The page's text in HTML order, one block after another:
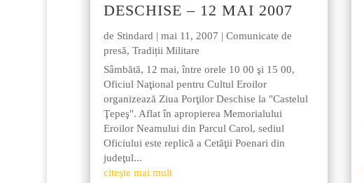
DESCHISE – 12 MAI 2007
de Stindard | mai 11, 2007 | Comunicate de
presă, Tradiții Militare
Sâmbătă, 12 mai, între orele 10 00 şi 15 00,
Oficiul Naţional pentru Cultul Eroilor
organizează Ziua Porţilor Deschise la "Castelul
Ţepeş". Aflat în apropierea Memorialului
Eroilor Neamului din Parcul Carol, sediul
Oficiului este replică a Cetăţii Poenari din
judeţul...
citește mai mult